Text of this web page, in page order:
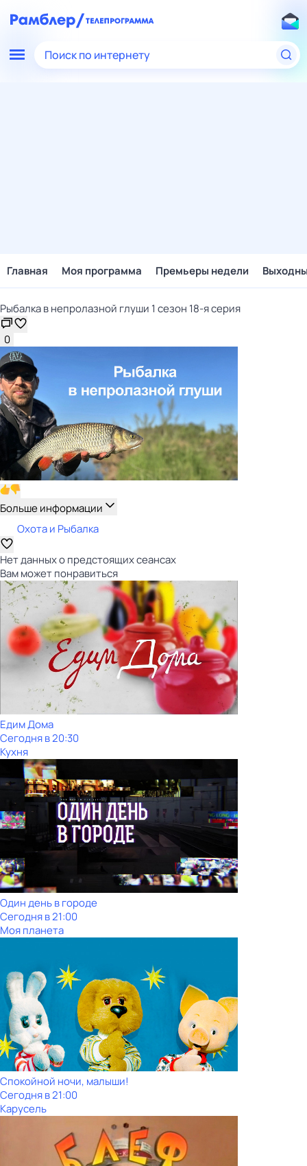
Поиск по интернету
Главная Моя программа Премьеры недели
Рыбалка в непролазной глуши 1 сезон 18-я серия
0
Больше информации
Охота и Рыбалка
Нет данных о предстоящих сеансах
Вам может понравиться
Едим Дома
Сегодня в 20:30
Кухня
Один день в городе
Сегодня в 21:00
Моя планета
Спокойной ночи, малыши!
Сегодня в 21:00
Карусель